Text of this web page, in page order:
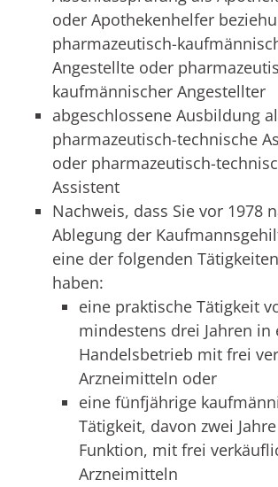
oder Apothekenhelfer
pharmazeutisch-
Angestellte oder
kaufmännischer Angestellter
abgeschlossene Ausbildung
pharmazeutisch-technische
oder pharmazeutisch-
Assistent
Nachweis, dass Sie vor 1978
Ablegung der
eine der folgenden
haben:
eine praktische Tätigkeit
mindestens drei Jahren in
Handelsbetrieb mit frei
Arzneimitteln oder
eine fünfjährige
Tätigkeit, davon zwei
Funktion, mit frei
Arzneimitteln